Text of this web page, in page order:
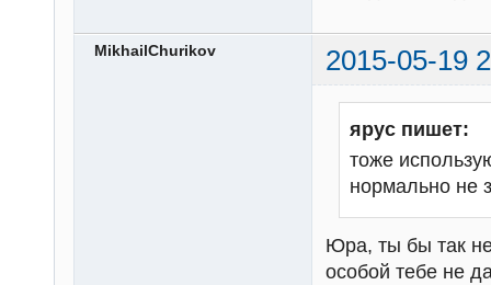
MikhailChurikov 2015-05-19
ярус пишет:
тоже
нормально не
Юра, ты бы так
особой тебе не